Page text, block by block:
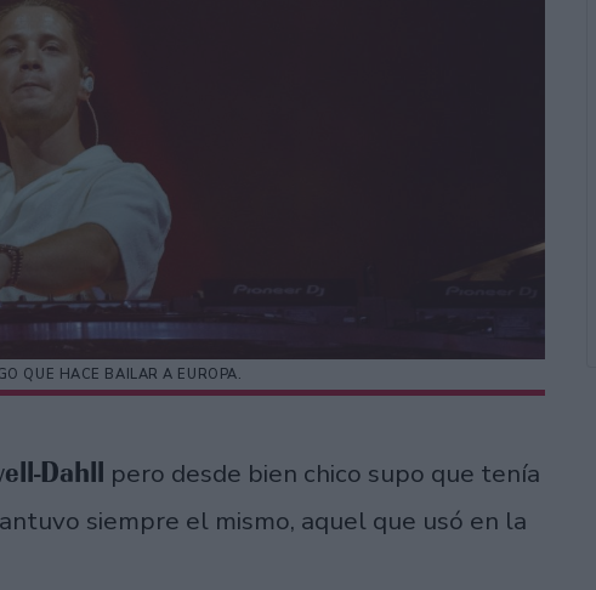
QUE HACE BAILAR A EUROPA.
Dahll pero desde bien chico supo que tenía
siempre el mismo, aquel que usó en la